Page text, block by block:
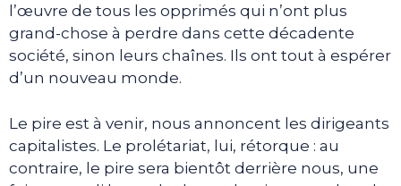
l’œuvre de tous les opprimés qui n’ont plus
grand-chose à perdre dans cette décadente
société, sinon leurs chaînes. Ils ont tout à espérer
d’un nouveau monde.
Le pire est à venir, nous annoncent les dirigeants
capitalistes. Le prolétariat, lui, rétorque : au
contraire, le pire sera bientôt derrière nous, une